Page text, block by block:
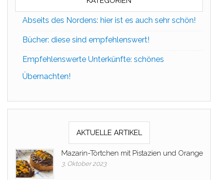
Abseits des Nordens: hier ist es auch sehr schön!
Bücher: diese sind empfehlenswert!
Empfehlenswerte Unterkünfte: schönes
Übernachten!
AKTUELLE ARTIKEL
Mazarin-Törtchen mit Pistazien und Orange
3. Oktober 2023